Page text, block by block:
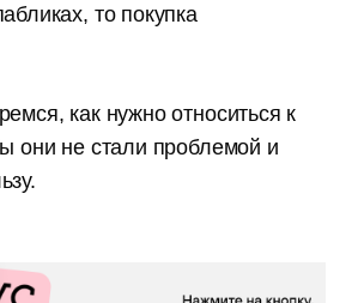
то покупка
как нужно относиться к
они не стали проблемой и